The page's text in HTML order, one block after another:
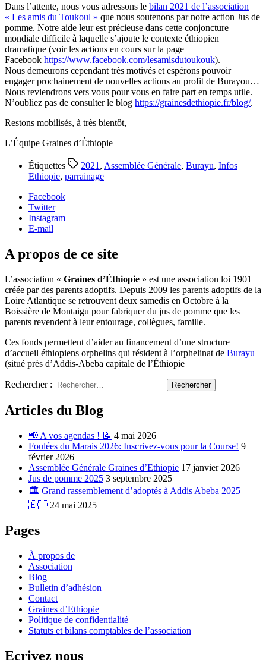
Dans l’attente, nous vous adressons le bilan 2021 de l’association
« Les amis du Toukoul » que nous soutenons par notre action Jus de
pomme. Notre aide leur est précieuse dans cette conjoncture
mondiale difficile à laquelle s’ajoute le contexte éthiopien
dramatique (voir les actions en cours sur la page
Facebook https://www.facebook.com/lesamisdutoukouk).
Nous demeurons cependant très motivés et espérons pouvoir
engager prochainement de nouvelles actions au profit de Burayou…
Nous reviendrons vers vous pour vous en faire part en temps utile.
N’oubliez pas de consulter le blog https://grainesdethiopie.fr/blog/.
Restons mobilisés, à très bientôt,
L’Équipe Graines d’Éthiopie
Étiquettes 2021 , Assemblée Générale, Burayu, Infos
Ethiopie, parrainage
Facebook
Twitter
Instagram
E-mail
A propos de ce site
L’association « Graines d’Éthiopie » est une association loi 1901
créée par des parents adoptifs. Depuis 2009 les parents adoptifs de la
Loire Atlantique se retrouvent deux samedis en Octobre à la
Boissière de Montaigu pour fabriquer du jus de pomme que les
parents revendent à leur entourage, collègues, famille.
Ces fonds permettent d’aider au financement d’une structure
d’accueil éthiopiens orphelins qui résident à l’orphelinat de Burayu
(situé près d’Addis-Abeba capitale de l’Éthiopie
Rechercher :
Articles du Blog
📢 A vos agendas ! 📝 4 mai 2026
Foulées du Marais 2026: Inscrivez-vous pour la Course! 9
février 2026
Assemblée Générale Graines d’Ethiopie 17 janvier 2026
Jus de pomme 2025 3 septembre 2025
🏛️ Grand rassemblement d’adoptés à Addis Abeba 2025
🇪🇹 24 mai 2025
Pages
À propos de
Association
Blog
Bulletin d’adhésion
Contact
Graines d’Ethiopie
Politique de confidentialité
Statuts et bilans comptables de l’association
Ecrivez nous